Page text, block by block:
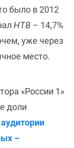
было в 2012
НТВ – 14,7%
уже через
место.
«России 1»
доли
–